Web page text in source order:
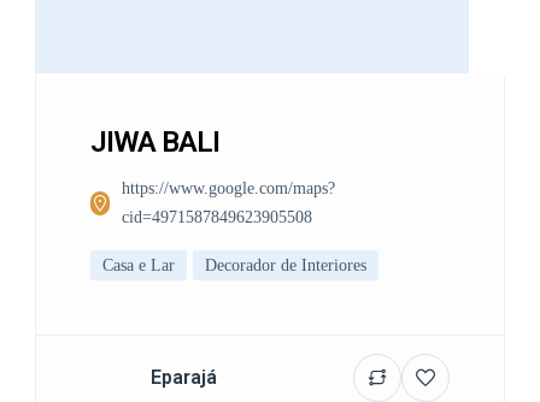
JIWA BALI
https://www.google.com/maps?
cid=4971587849623905508
Casa e Lar Decorador de Interiores
Eparajá